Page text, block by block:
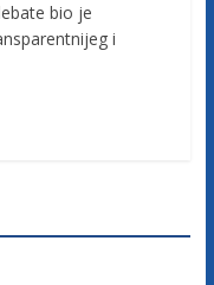
bio je
i